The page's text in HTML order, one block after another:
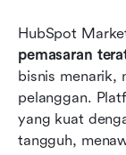
HubSpot
pemasaran
bisnis menarik,
pelanggan.
yang kuat
tangguh,